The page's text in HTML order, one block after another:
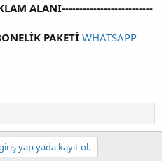
ALANI--------------------------
PAKETİ WHATSAPP
yap yada kayıt ol.